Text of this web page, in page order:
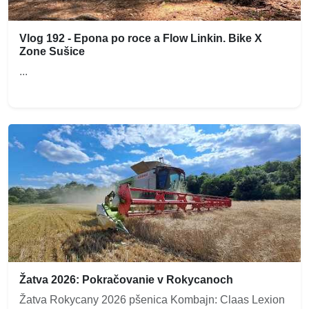
Vlog 192 - Epona po roce a Flow Linkin. Bike X
Zone Sušice
...
Žatva 2026: Pokračovanie v Rokycanoch
Žatva Rokycany 2026 pšenica Kombajn: Claas Lexion